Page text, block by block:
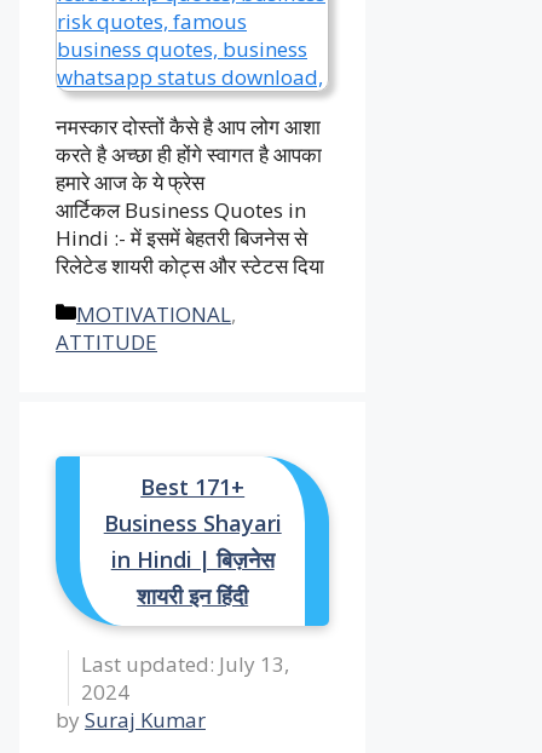
नमस्कार दोस्तों कैसे है आप लोग आशा
करते है अच्छा ही होंगे स्वागत है आपका
हमारे आज के ये फ्रेस
आर्टिकल Business Quotes in
Hindi :- में इसमें बेहतरी बिजनेस से
रिलेटेड शायरी कोट्स और स्टेटस दिया
Categories
MOTIVATIONAL,
ATTITUDE
Best 171+
Business Shayari
in Hindi | बिज़नेस
शायरी इन हिंदी
July 13,
2024
by Suraj Kumar